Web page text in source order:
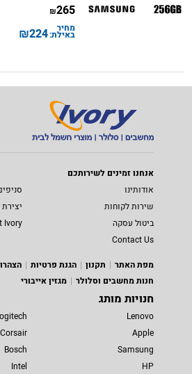
265
₪
מחיר
באילת:224
₪
אנחנו זמינים לשירותכם
אודותינו
שירות לקוחות
ביטול עסקה
Ivory
Contact Us
מפת האתר
תקנון הגנת פרטיות
חנות מחשבים וסלולר
מגזין אייבורי
חנויות מותג
Lenovo
Apple
Samsung
HP
Corsair
Bosch
Intel